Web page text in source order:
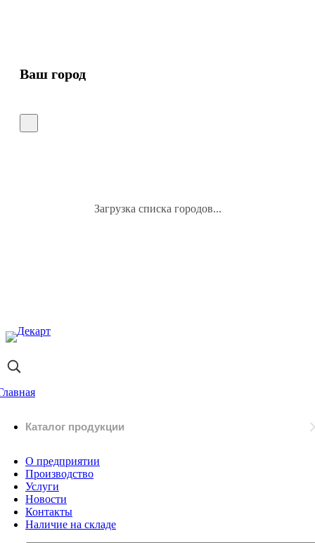
Ваш город
Загрузка списка городов...
Каталог продукции
О предприятии
Производство
Услуги
Новости
Контакты
Наличие на складе